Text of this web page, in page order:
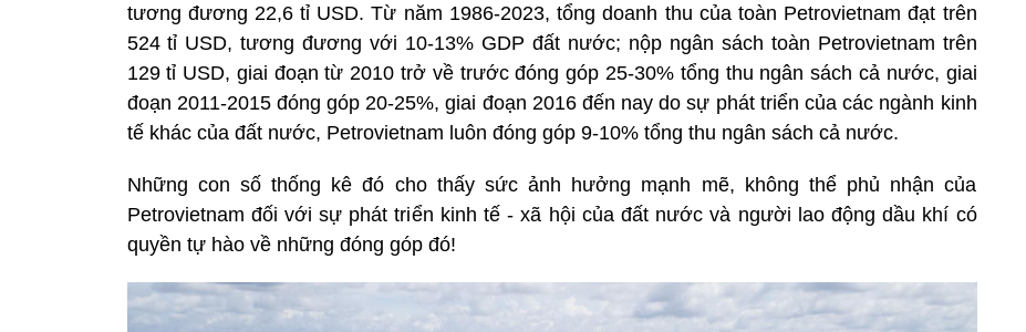
tương đương 22,6 tỉ USD. Từ năm 1986-2023, tổng doanh thu của toàn Petrovietnam đạt trên
524 tỉ USD, tương đương với 10-13% GDP đất nước; nộp ngân sách toàn Petrovietnam trên
129 tỉ USD, giai đoạn từ 2010 trở về trước đóng góp 25-30% tổng thu ngân sách cả nước, giai
đoạn 2011-2015 đóng góp 20-25%, giai đoạn 2016 đến nay do sự phát triển của các ngành kinh
tế khác của đất nước, Petrovietnam luôn đóng góp 9-10% tổng thu ngân sách cả nước.
Những con số thống kê đó cho thấy sức ảnh hưởng mạnh mẽ, không thể phủ nhận của
Petrovietnam đối với sự phát triển kinh tế - xã hội của đất nước và người lao động dầu khí có
quyền tự hào về những đóng góp đó!